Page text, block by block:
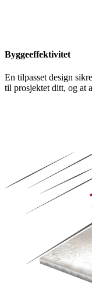
Byggeeffektivitet
En tilpasset design
til prosjektet ditt, og at